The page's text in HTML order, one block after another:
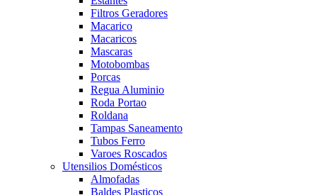
Filtros Geradores
Macarico
Macaricos
Mascaras
Motobombas
Porcas
Regua Aluminio
Roda Portao
Roldana
Tampas Saneamento
Tubos Ferro
Varoes Roscados
Utensilios Domésticos
Almofadas
Baldes Plasticos